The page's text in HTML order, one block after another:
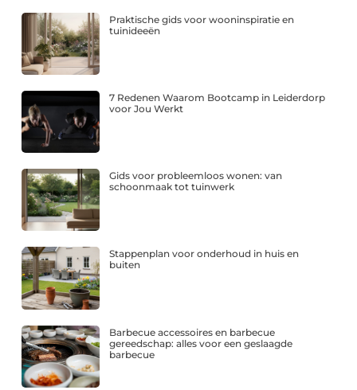
Praktische gids voor wooninspiratie en
tuinideeën
7 Redenen Waarom Bootcamp in Leiderdorp
voor Jou Werkt
Gids voor probleemloos wonen: van
schoonmaak tot tuinwerk
Stappenplan voor onderhoud in huis en
buiten
Barbecue accessoires en barbecue
gereedschap: alles voor een geslaagde
barbecue